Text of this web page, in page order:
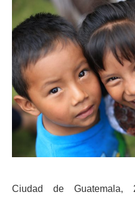
Ciudad de